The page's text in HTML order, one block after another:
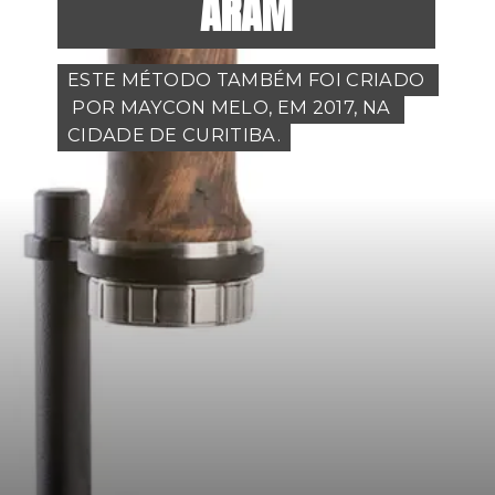
ARAM
ESTE MÉTODO TAMBÉM FOI CRIADO
POR MAYCON MELO, EM 2017, NA
CIDADE DE CURITIBA.
ESTE MÉTODO TAMBÉM FOI CRIADO
POR MAYCON MELO, EM 2017, NA
CIDADE DE CURITIBA.